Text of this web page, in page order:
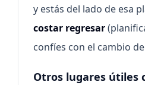
y estás del lado de esa
costar regresar
confíes con el cambio
Otros lugares útiles